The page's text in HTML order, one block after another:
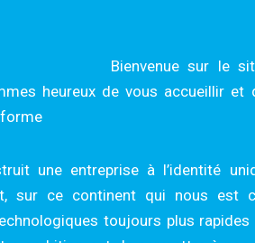
Bienvenue sur le
heureux de vous accueillir et
une entreprise à l’identité
sur ce continent qui nous est
toujours plus